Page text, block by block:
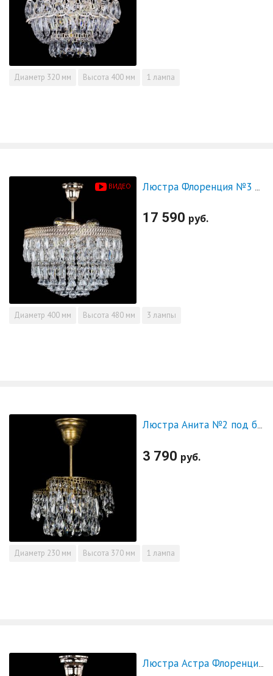
Диаметр 320 мм Высота 400 мм 1 лампа
ВИДЕО Люстра Флоренция №3 пластинка конус
17 590 руб.
Диаметр 400 мм Высота 480 мм 3 лампы
Люстра Анита №2 под бронзу
3 790 руб.
Диаметр 230 мм Высота 370 мм 1 лампа